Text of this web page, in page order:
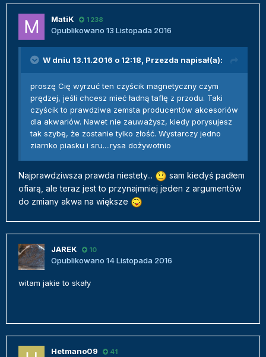
MatiK 1 238
Opublikowano 13 Listopada 2016
W dniu 13.11.2016 o 12:18, Przezda napisał(a):
proszę Cię wyrzuć ten czyścik magnetyczny czym
prędzej, jeśli chcesz mieć ładną taflę z przodu. Taki
czyścik to prawdziwa zemsta producentów akcesoriów
dla akwariów. Nawet nie zauważysz, kiedy porysujesz
tak szybę, że zostanie tylko złość. Wystarczy jedno
ziarnko piasku i sru....rysa dożywotnio
Najprawdziwsza prawda niestety...
sam kiedyś padłem
ofiarą, ale teraz jest to przynajmniej jeden z argumentów
do zmiany akwa na większe
JAREK 10
Opublikowano 14 Listopada 2016
witam jakie to skały
Hetmano09 41